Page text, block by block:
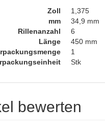
Zoll
1,375
mm
34,9 mm
Rillenanzahl
6
Länge
450 mm
1
Stk
bewerten